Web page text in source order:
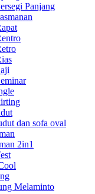
Panjang
dan sofa oval
2in1
Melaminto